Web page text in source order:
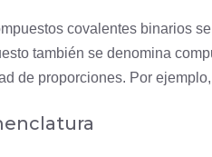
covalentes binarios
también se denomina
de proporciones. Por ejemplo,